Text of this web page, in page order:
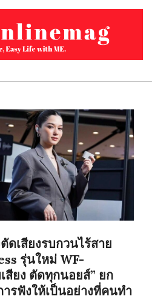
ดเสียงรบกวนไร้สาย
รุ่นใหม่ WF-
สียง ตัดทุกนอยส์” ยก
รฟังให้เป็นอย่างที่คนทำ